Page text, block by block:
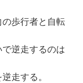
歩行者と自転
逆走するのは
走する。